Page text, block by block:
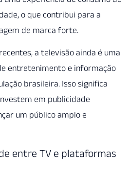
o que contribui para a
de marca forte.
a televisão ainda é uma
entretenimento e informação
brasileira. Isso significa
em publicidade
um público amplo e
entre TV e plataformas